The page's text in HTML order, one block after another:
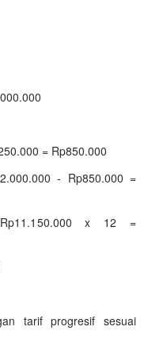
= Rp850.000
- Rp850.000 =
x 12 =
tarif progresif sesuai